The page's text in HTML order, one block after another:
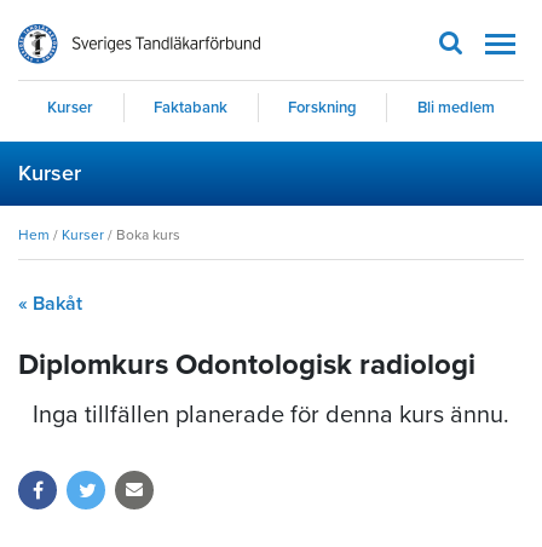
Kurser Faktabank Forskning Bli medlem
Kurser
Hem / Kurser / Boka kurs
« Bakåt
Diplomkurs Odontologisk radiologi
Inga tillfällen planerade för denna kurs ännu.